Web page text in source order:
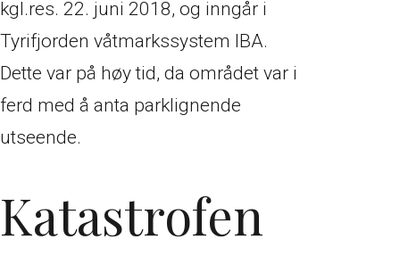
kgl.res. 22. juni 2018, og inngår i
Tyrifjorden våtmarkssystem IBA.
Dette var på høy tid, da området var i
ferd med å anta parklignende
utseende.
Katastrofen